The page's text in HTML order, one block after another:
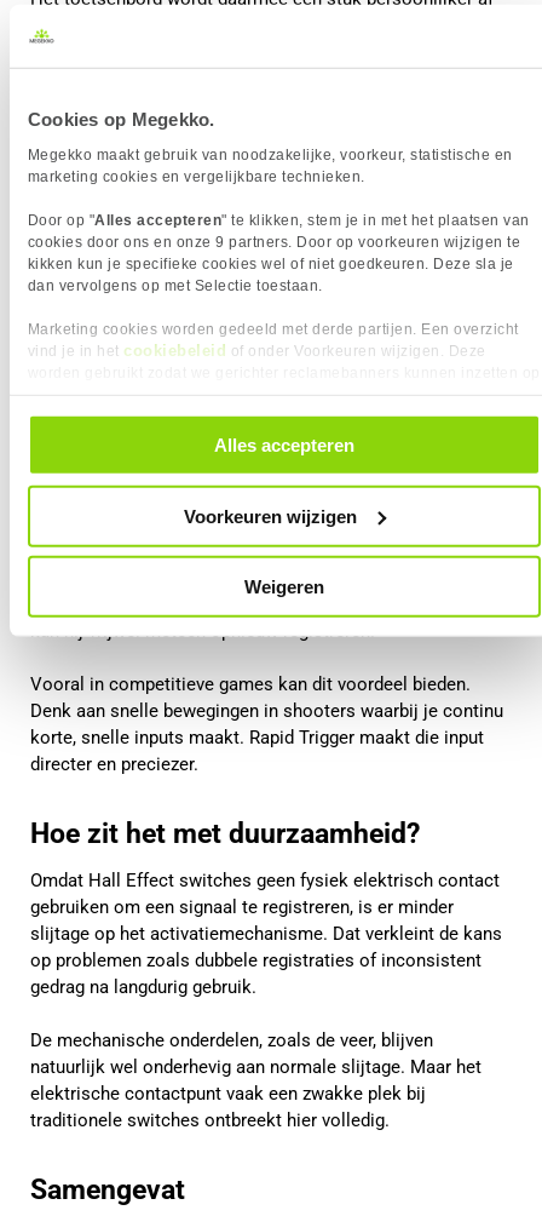
Cookies op Megekko.
Megekko maakt gebruik van noodzakelijke, voorkeur, statistische en
marketing cookies en vergelijkbare technieken.
Door op "Alles accepteren" te klikken, stem je in met het plaatsen van
cookies door ons en onze 9 partners. Door op voorkeuren wijzigen te
kikken kun je specifieke cookies wel of niet goedkeuren. Deze sla je
dan vervolgens op met Selectie toestaan.
Marketing cookies worden gedeeld met derde partijen. Een overzicht
vind je in het cookiebeleid of onder Voorkeuren wijzigen. Deze
alle cookies. Je kunt je gegeven toestemming altijd intrekken, dit doe je
door in de footer van onze website te klikken op ‘Cookievoorkeuren’
Alles accepteren
Voorkeuren wijzigen
Weigeren
te stellen.
Een andere term die vaak samen met Hall Effect switches
wordt genoemd, is Rapid Trigger.
Normaal gesproken moet een toets eerst een bepaalde
afstand terugveren voordat hij opnieuw geactiveerd kan
worden. Bij Rapid Trigger wordt de toets direct
gedeactiveerd zodra je hem ook maar iets loslaat. Hierdoor
Vooral in competitieve games kan dit voordeel bieden.
Denk aan snelle bewegingen in shooters waarbij je continu
korte, snelle inputs maakt. Rapid Trigger maakt die input
directer en preciezer.
Hoe zit het met duurzaamheid?
Omdat Hall Effect switches geen fysiek elektrisch contact
gebruiken om een signaal te registreren, is er minder
slijtage op het activatiemechanisme. Dat verkleint de kans
op problemen zoals dubbele registraties of inconsistent
gedrag na langdurig gebruik.
De mechanische onderdelen, zoals de veer, blijven
natuurlijk wel onderhevig aan normale slijtage. Maar het
elektrische contactpunt vaak een zwakke plek bij
traditionele switches ontbreekt hier volledig.
Samengevat